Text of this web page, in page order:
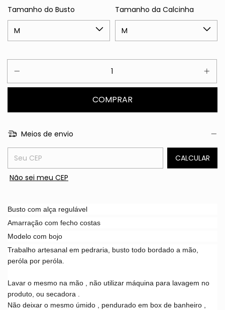
Tamanho do Busto Tamanho da Calcinha
Meios de envio
Entregas para o CEP:
CALCULAR
Não sei meu CEP
Busto com alça regulável
Amarração com fecho costas
Modelo com bojo
Trabalho artesanal em pedraria, busto todo bordado a mão,
peróla por peróla.
Lavar o mesmo na mão , não utilizar máquina para lavagem no
produto, ou secadora .
Não deixar o mesmo úmido , pendurado em box de banheiro ,